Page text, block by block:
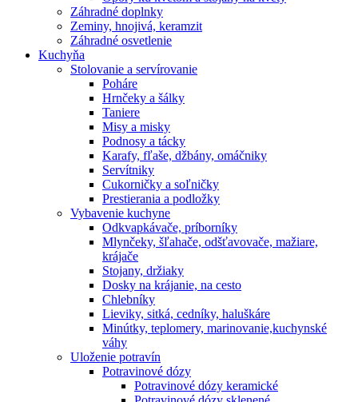
Záhradné doplnky
Zeminy, hnojivá, keramzit
Záhradné osvetlenie
Kuchyňa
Stolovanie a servírovanie
Poháre
Hrnčeky a šálky
Taniere
Misy a misky
Podnosy a tácky
Karafy, fľaše, džbány, omáčniky
Servítniky
Cukorničky a soľničky
Prestierania a podložky
Vybavenie kuchyne
Odkvapkávače, príborníky
Mlynčeky, šľahače, odšťavovače, mažiare,
krájače
Stojany, držiaky
Dosky na krájanie, na cesto
Chlebníky
Lieviky, sitká, cedníky, haluškáre
Minútky, teplomery, marinovanie,kuchynské
váhy
Uloženie potravín
Potravinové dózy
Potravinové dózy keramické